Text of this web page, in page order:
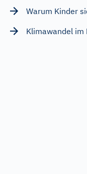
Warum Kinder
Klimawandel im